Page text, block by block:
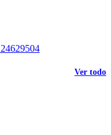
Ver todo